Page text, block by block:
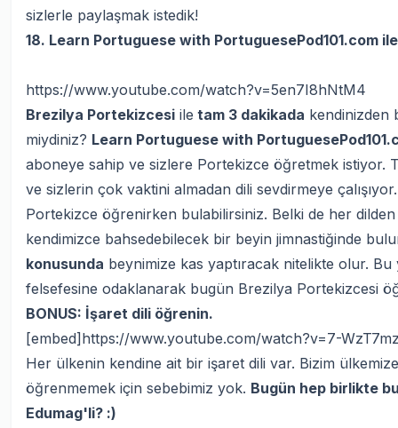
sizlerle paylaşmak istedik!
18. Learn Portuguese with PortuguesePod101.com
https://www.youtube.com/watch?v=5en7I8hNtM4
Brezilya Portekizcesi ile tam 3 dakikada kendinizden
miydiniz? Learn Portuguese with
aboneye sahip ve sizlere Portekizce öğretmek istiyor.
ve sizlerin çok vaktini almadan dili sevdirmeye
Portekizce öğrenirken bulabilirsiniz. Belki de her dilden
kendimizce bahsedebilecek bir beyin jimnastiğinde
konusunda beynimize kas yaptıracak nitelikte olur. Bu
felsefesine odaklanarak bugün Brezilya Portekizcesi
BONUS: İşaret dili öğrenin.
[embed]https://www.youtube.com/watch?v=7-
Her ülkenin kendine ait bir işaret dili var. Bizim
öğrenmemek için sebebimiz yok. Bugün hep birlikte
Edumag'li? :)